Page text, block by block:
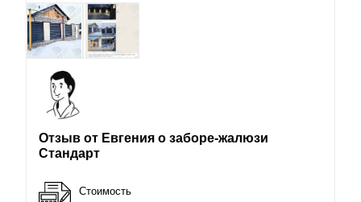
Отзыв от Евгения о заборе-жалюзи
Стандарт
Стоимость